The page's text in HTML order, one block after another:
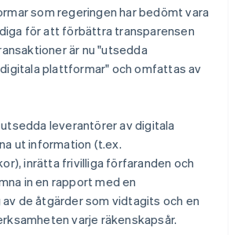
som regeringen har bedömt vara
för att förbättra transparensen
är nu "utsedda
plattformar" och omfattas av
leverantörer av digitala
ut information (t.ex.
inrätta frivilliga förfaranden och
in en rapport med en
de åtgärder som vidtagits och en
varje räkenskapsår.